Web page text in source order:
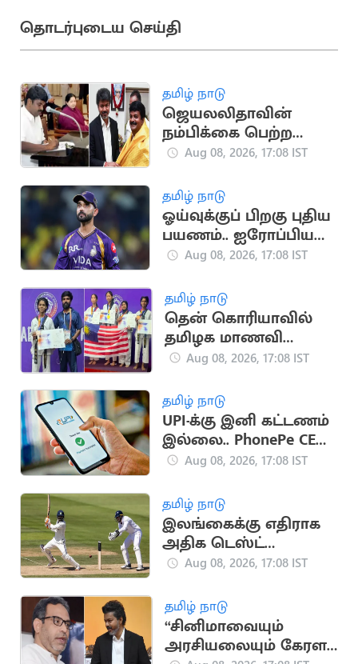
தொடர்புடைய செய்தி
தமிழ் நாடு
ஜெயலலிதாவின்
நம்பிக்கை பெற்ற
சி.விஜயபாஸ்கர்..
Aug 08, 2026, 17:08 IST
தமிழ் நாடு
ஓய்வுக்குப் பிறகு புதிய
பயணம்.. ஐரோப்பிய
டி20 லீக்கில்
Aug 08, 2026, 17:08 IST
தமிழ் நாடு
தென் கொரியாவில்
தமிழக மாணவி
அசத்தல்.. உலக
போட்டியில்
வெண்கலம்
Aug 08, 2026, 17:08 IST
தமிழ் நாடு
UPI-க்கு இனி கட்டணம்
இல்லை.. PhonePe CEO
சமீர் நிகாம் உறுதி
Aug 08, 2026, 17:08 IST
தமிழ் நாடு
இலங்கைக்கு எதிராக
அதிக டெஸ்ட்
விக்கெட்டுகள்
வீரர்கள்
Aug 08, 2026, 17:08 IST
தமிழ் நாடு
“சினிமாவையும்
அரசியலையும் கேரள